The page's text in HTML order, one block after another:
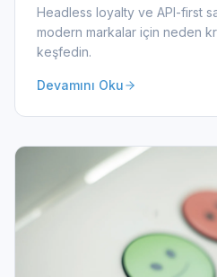
Headless loyalty ve API-first
modern markalar için neden
keşfedin.
Devamını Oku